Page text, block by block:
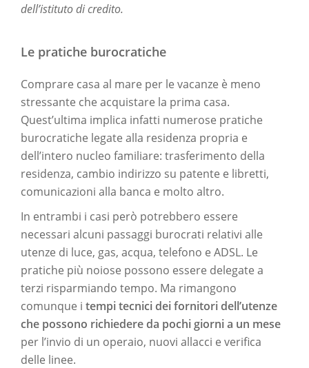
dell’istituto di credito.
Le pratiche burocratiche
Comprare casa al mare per le vacanze è meno
stressante che acquistare la prima casa.
Quest’ultima implica infatti numerose pratiche
burocratiche legate alla residenza propria e
dell’intero nucleo familiare: trasferimento della
residenza, cambio indirizzo su patente e libretti,
comunicazioni alla banca e molto altro.
In entrambi i casi però potrebbero essere
necessari alcuni passaggi burocrati relativi alle
utenze di luce, gas, acqua, telefono e ADSL. Le
pratiche più noiose possono essere delegate a
terzi risparmiando tempo. Ma rimangono
comunque i tempi tecnici dei fornitori dell’utenze
che possono richiedere da pochi giorni a un mese
per l’invio di un operaio, nuovi allacci e verifica
delle linee.